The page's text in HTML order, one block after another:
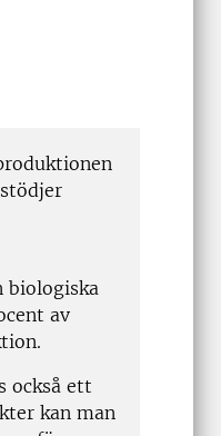
biologiska
av
också ett
kan man